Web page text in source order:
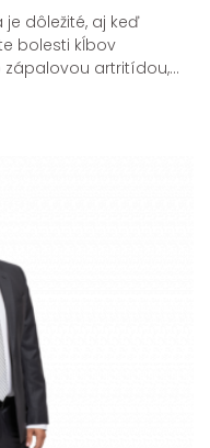
dôležité, aj keď
bolesti kĺbov
artritídou,...